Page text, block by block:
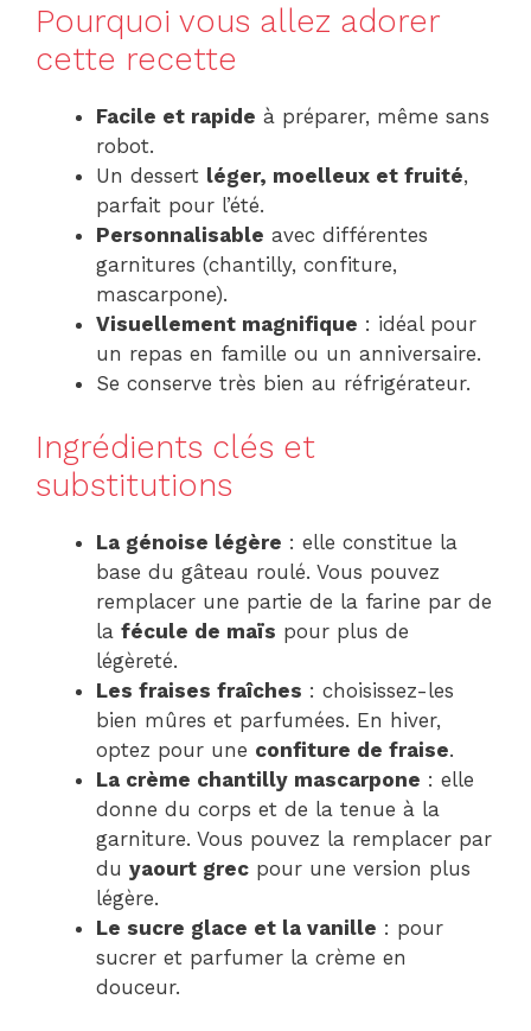
Pourquoi vous allez adorer
cette recette
Facile et rapide à préparer, même sans
robot.
Un dessert léger, moelleux et fruité,
parfait pour l’été.
Personnalisable avec différentes
garnitures (chantilly, confiture,
mascarpone).
Visuellement magnifique : idéal pour
un repas en famille ou un anniversaire.
Se conserve très bien au réfrigérateur.
Ingrédients clés et
substitutions
La génoise légère : elle constitue la
base du gâteau roulé. Vous pouvez
remplacer une partie de la farine par de
la fécule de maïs pour plus de
légèreté.
Les fraises fraîches : choisissez-les
bien mûres et parfumées. En hiver,
optez pour une confiture de fraise.
La crème chantilly mascarpone : elle
donne du corps et de la tenue à la
garniture. Vous pouvez la remplacer par
du yaourt grec pour une version plus
légère.
Le sucre glace et la vanille : pour
sucrer et parfumer la crème en
douceur.